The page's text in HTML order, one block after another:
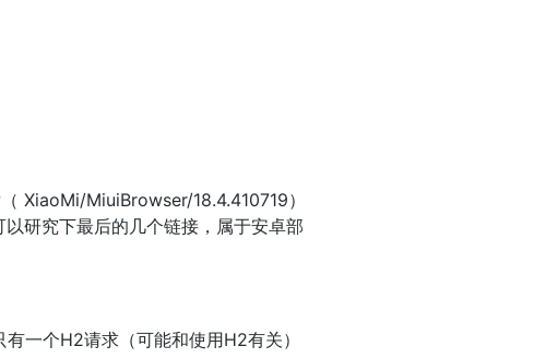
XiaoMi/MiuiBrowser/18.4.410719）
研究下最后的几个链接，属于安卓部
一个H2请求（可能和使用H2有关）